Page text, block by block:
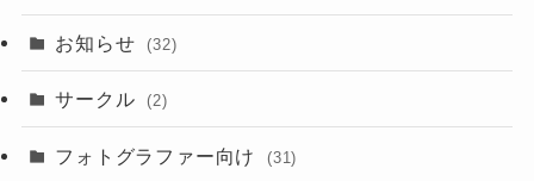
お知らせ (32)
サークル (2)
フォトグラファー向け (31)